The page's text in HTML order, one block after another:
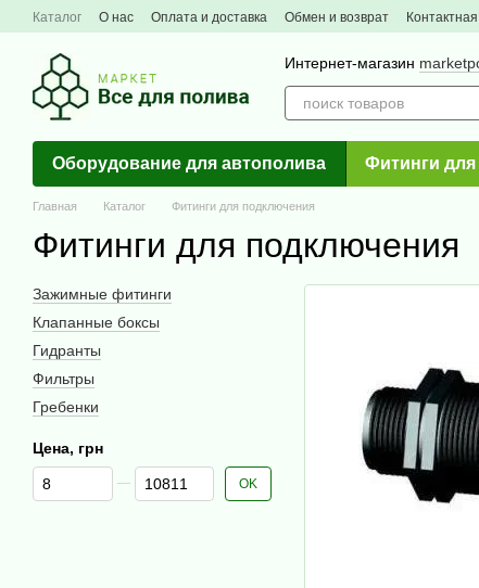
Перейти к основному контенту
Каталог О нас Оплата и доставка Обмен и возврат
Интернет-магазин
Оборудование для автополива Фитинги
Главная Каталог Фитинги для подключения
Фитинги для подключения
Зажимные фитинги
Клапанные боксы
Гидранты
Фильтры
Гребенки
Цена, грн
От Цена, грн
До Цена, грн OK